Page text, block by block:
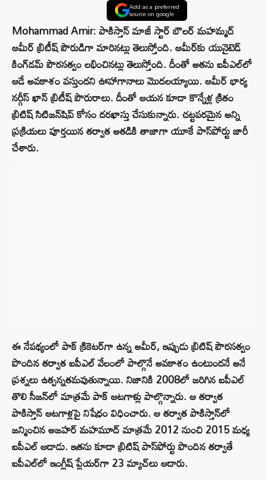
Add as a preferred
source on google
Mohammad Amir: పాకిస్తాన్ మాజీ స్టార్ బౌలర్ మహమ్మద్
ఆమీర్‌ బ్రిటీష్ పౌరుడిగా మారినట్లు తెలుస్తోంది. ఆమీర్‌కు యునైటెడ్
కింగ్‌డమ్ పౌరసత్వం లభించినట్లు తెలుస్తోంది. దీంతో అతను ఐపీఎల్‌లో
ఆడే అవకాశం వస్తుందని ఊహాగానాలు మొదలయ్యాయి. ఆమీర్ భార్య
నర్గీస్ ఖాన్ బ్రిటీష్ పౌరురాలు. దీంతో ఆయన కూడా కొన్నేళ్ల క్రితం
బ్రిటిష్ సిటిజన్‌షిప్ కోసం దరఖాస్తు చేసుకున్నారు. చట్టపరమైన అన్ని
ప్రక్రియలు పూర్తయిన తర్వాత అతడికి తాజాగా యూకే పాస్‌పోర్టు జారీ
చేశారు.
ఈ నేపథ్యంలో పాక్ క్రికెటర్‌గా ఉన్న అమీర్, ఇప్పుడు బ్రిటిష్ పౌరసత్వం
పొందిన తర్వాత ఐపీఎల్ వేలంలో పాల్గొనే అవకాశం ఉంటుందనే అనే
ప్రశ్నలు ఉత్పన్నతమవుతున్నాయి. నిజానికి 2008లో జరిగిన ఐపీఎల్
తొలి సీజన్‌లో మాత్రమే పాక్ ఆటగాళ్లు పాల్గొన్నారు. ఆ తర్వాత
పాకిస్తాన్ ఆటగాళ్లపై నిషేధం విధించారు. ఆ తర్వాత పాకిస్తాన్‌లో
జన్మించిన అజహర్ మహమూద్ మాత్రమే 2012 నుంచి 2015 మధ్య
ఐపీఎల్ ఆడాడు. ఇతను కూడా బ్రిటిష్ పాస్‌పోర్టు పొందిన తర్వాతే
ఐపీఎల్‌లో ఇంగ్లీష్ ప్లేయర్‌గా 23 మ్యాచ్‌లు ఆడారు.